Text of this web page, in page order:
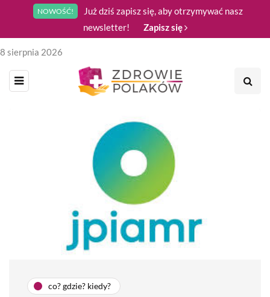
NOWOŚĆ!
Już dziś zapisz się, aby otrzymywać nasz
newsletter!
Zapisz się
8 sierpnia 2026
co? gdzie? kiedy?